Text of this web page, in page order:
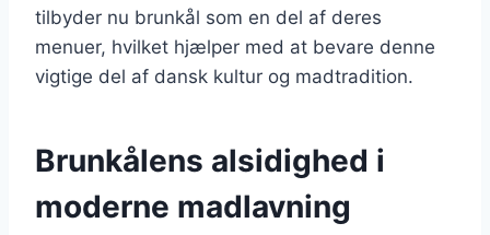
tilbyder nu brunkål som en del af deres
menuer, hvilket hjælper med at bevare denne
vigtige del af dansk kultur og madtradition.
Brunkålens alsidighed i
moderne madlavning